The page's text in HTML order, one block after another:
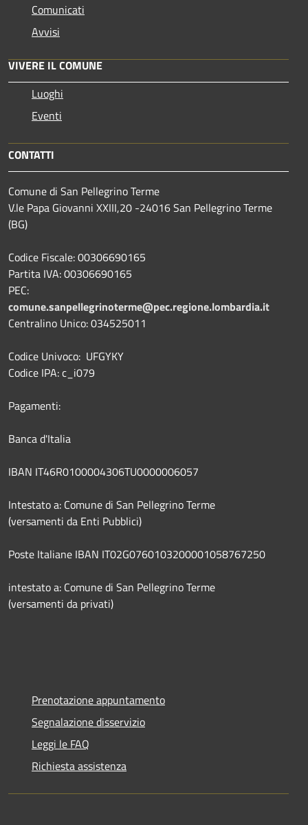
Comunicati
Avvisi
VIVERE IL COMUNE
Luoghi
Eventi
CONTATTI
Comune di San Pellegrino Terme
V.le Papa Giovanni XXIII,20 -24016 San Pellegrino Terme
(BG)
Codice Fiscale: 00306690165
Partita IVA: 00306690165
PEC:
comune.sanpellegrinoterme@pec.regione.lombardia.it
Centralino Unico: 034525011
Codice Univoco: UFGYKY
Codice IPA: c_i079
Pagamenti:
Banca d'Italia
IBAN IT46R0100004306TU0000006057
Intestato a: Comune di San Pellegrino Terme
(versamenti da Enti Pubblici)
Poste Italiane IBAN IT02G0760103200001058767250
intestato a: Comune di San Pellegrino Terme
(versamenti da privati)
Prenotazione appuntamento
Segnalazione disservizio
Leggi le FAQ
Richiesta assistenza